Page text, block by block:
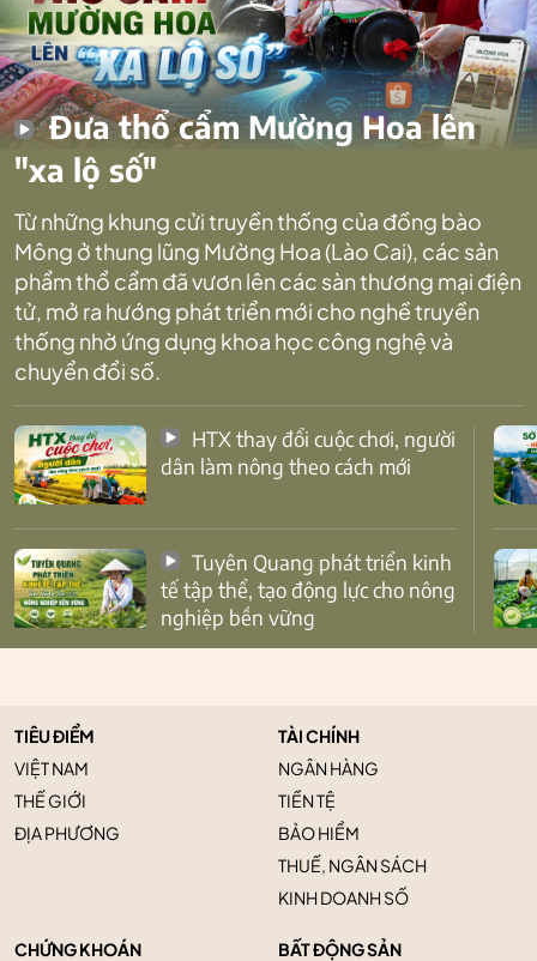
Đưa thổ cẩm Mường Hoa lên
"xa lộ số"
Từ những khung cửi truyền thống của đồng bào
Mông ở thung lũng Mường Hoa (Lào Cai), các sản
phẩm thổ cẩm đã vươn lên các sàn thương mại điện
tử, mở ra hướng phát triển mới cho nghề truyền
thống nhờ ứng dụng khoa học công nghệ và
chuyển đổi số.
dân làm nông theo cách mới
tế tập thể, tạo động lực cho nông
nghiệp bền vững
TIÊU ĐIỂM
VIỆT NAM
THẾ GIỚI
ĐỊA PHƯƠNG
TÀI CHÍNH
NGÂN HÀNG
TIỀN TỆ
BẢO HIỂM
THUẾ, NGÂN SÁCH
KINH DOANH SỐ
CHỨNG KHOÁN
BẤT ĐỘNG SẢN